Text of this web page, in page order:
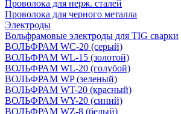
Проволока для нерж. сталей
Проволока для черного металла
Электроды
Вольфрамовые электроды для TIG сварки
ВОЛЬФРАМ WC-20 (серый)
ВОЛЬФРАМ WL-15 (золотой)
ВОЛЬФРАМ WL-20 (голубой)
ВОЛЬФРАМ WP (зеленый)
ВОЛЬФРАМ WT-20 (красный)
ВОЛЬФРАМ WY-20 (синий)
ВОЛЬФРАМ WZ-8 (белый)